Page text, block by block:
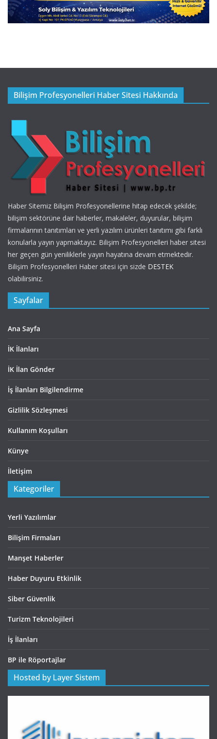
Bilişim Profesyonelleri Haber Sitesi Hakkında
Haber Sitemiz Bilişim Profesyonellerine hitap edecek şekilde;
bilişim sektörüne dair haberler, makaleler, duyurular, bilişim
firmalarının tanıtımları ve yerli yazılım ürünleri tanıtımı gibi farklı
konularla yayın yapmaktayız. Bilişim Profesyonelleri haber sitesi
her geçen gün yeniliklerle yayın hayatına devam etmektedir.
Bilişim Profesyonelleri Haber sitesi için sizde DESTEK
olabilirsiniz.
Sayfalar
Ana Sayfa
İK İlanları
İK İlan Gönder
İş İlanları Bilgilendirme
Gizlilik Sözleşmesi
Kullanım Koşulları
Künye
İletişim
Kategoriler
Yerli Yazılımlar
Bilişim Firmaları
Manşet Haberler
Haber Duyuru Etkinlik
Siber Güvenlik
Turizm Teknolojileri
İş İlanları
BP ile Röportajlar
Hosted by Layer Sistem